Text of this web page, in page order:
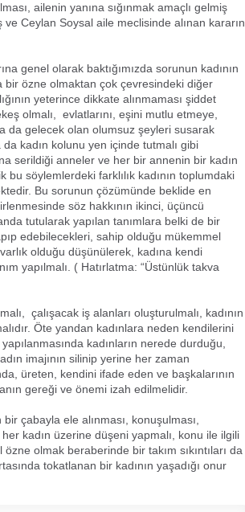
ailenin yanına sığınmak amaçlı gelmiş
Ceylan Soysal aile meclisinde alınan kararın
genel olarak baktığımızda sorunun kadının
bir özne olmaktan çok çevresindeki diğer
yeterince dikkate alınmaması şiddet
olmalı, evlatlarını, eşini mutlu etmeye,
da gelecek olan olumsuz şeyleri susarak
kadın kolunu yen içinde tutmalı gibi
serildiği anneler ve her bir annenin bir kadın
söylemlerdeki farklılık kadının toplumdaki
Bu sorunun çözümünde beklide en
söz hakkının ikinci, üçüncü
tutularak yapılan tanımlara belki de bir
edebilecekleri, sahip olduğu mükemmel
olduğu düşünülerek, kadına kendi
yapılmalı. ( Hatırlatma: “Üstünlük takva
çalışacak iş alanları oluşturulmalı, kadının
Öte yandan kadınlara neden kendilerini
kadınların nerede durduğu,
imajının silinip yerine her zaman
üreten, kendini ifade eden ve başkalarının
gereği ve önemi izah edilmelidir.
çabayla ele alınması, konuşulması,
kadın üzerine düşeni yapmalı, konu ile ilgili
olmak beraberinde bir takım sıkıntıları da
tokatlanan bir kadının yaşadığı onur